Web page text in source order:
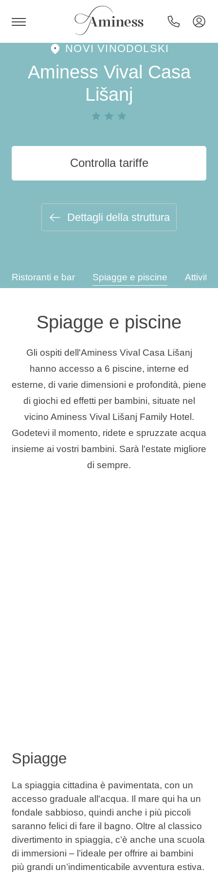
Hotel e resort
Campeggi
Destinazioni
Tipi di vacanza
Marchi
NOVI VINODOLSKI
Aminess Vival Casa
Lišanj
Controlla tariffe
Dettagli della struttura
Ristoranti e bar Spiagge e piscine Attività
Spiagge e piscine
Gli ospiti dell'Aminess Vival Casa Lišanj
hanno accesso a 6 piscine, interne ed
esterne, di varie dimensioni e profondità, piene
di giochi ed effetti per bambini, situate nel
vicino Aminess Vival Lišanj Family Hotel.
Godetevi il momento, ridete e spruzzate acqua
insieme ai vostri bambini. Sarà l'estate migliore
di sempre.
Spiagge
La spiaggia cittadina è pavimentata, con un
accesso graduale all'acqua. Il mare qui ha un
fondale sabbioso, quindi anche i più piccoli
saranno felici di fare il bagno. Oltre al classico
divertimento in spiaggia, c’è anche una scuola
di immersioni – l’ideale per offrire ai bambini
più grandi un’indimenticabile avventura estiva.